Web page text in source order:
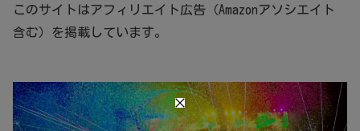
このサイトはアフィリエイト広告（Amazonアソシエイト
含む）を掲載しています。